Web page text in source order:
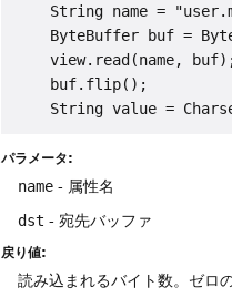
String name =
ByteBuffer buf =
view.read(name,
    buf.flip();
パラメータ:
name - 属性名
dst - 宛先バッファ
戻り値:
読み込まれるバイト数。ゼロ